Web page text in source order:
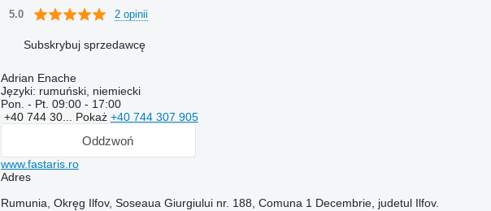
5.0 2 opinii
Subskrybuj sprzedawcę
Adrian Enache
Języki: rumuński, niemiecki
Pon. - Pt. 09:00 - 17:00
+40 744 30... Pokaż +40 744 307 905
Oddzwoń
www.fastaris.ro
Adres
Rumunia, Okręg Ilfov, Soseaua Giurgiului nr. 188, Comuna 1 Decembrie, judetul Ilfov.